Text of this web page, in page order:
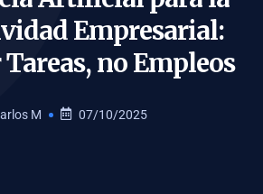
Empresarial:
noEmpleos
M 07/10/2025